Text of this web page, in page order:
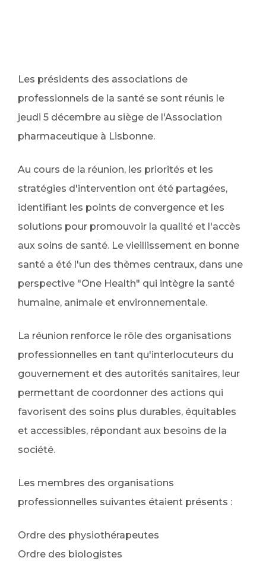
Les présidents des associations de
professionnels de la santé se sont réunis le
jeudi 5 décembre au siège de l'Association
pharmaceutique à Lisbonne.
Au cours de la réunion, les priorités et les
stratégies d'intervention ont été partagées,
identifiant les points de convergence et les
solutions pour promouvoir la qualité et l'accès
aux soins de santé. Le vieillissement en bonne
santé a été l'un des thèmes centraux, dans une
perspective "One Health" qui intègre la santé
humaine, animale et environnementale.
La réunion renforce le rôle des organisations
professionnelles en tant qu'interlocuteurs du
gouvernement et des autorités sanitaires, leur
permettant de coordonner des actions qui
favorisent des soins plus durables, équitables
et accessibles, répondant aux besoins de la
société.
Les membres des organisations
professionnelles suivantes étaient présents :
Ordre des physiothérapeutes
Ordre des biologistes